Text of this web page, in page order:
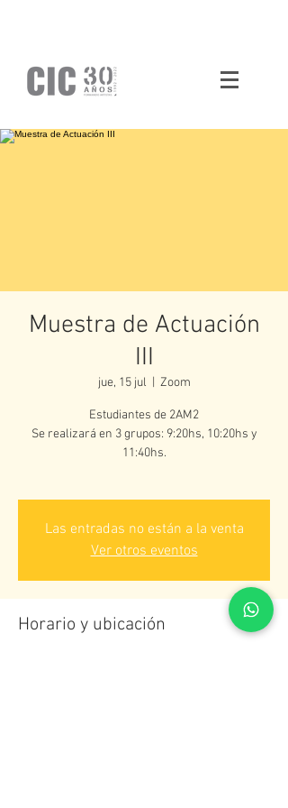
Muestra de Actuación
III
jue, 15 jul Zoom
Estudiantes de 2AM2
Se realizará en 3 grupos: 9:20hs, 10:20hs y
11:40hs.
Las entradas no están a la venta
Ver otros eventos
Horario y ubicación